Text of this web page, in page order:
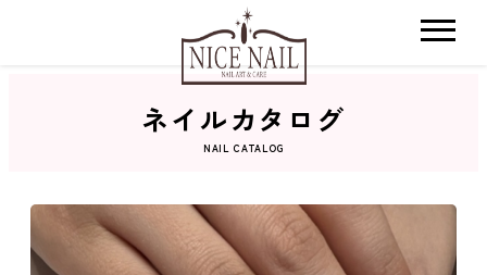
ネイルカタログ
ネイルカタログ
NAIL CATALOG